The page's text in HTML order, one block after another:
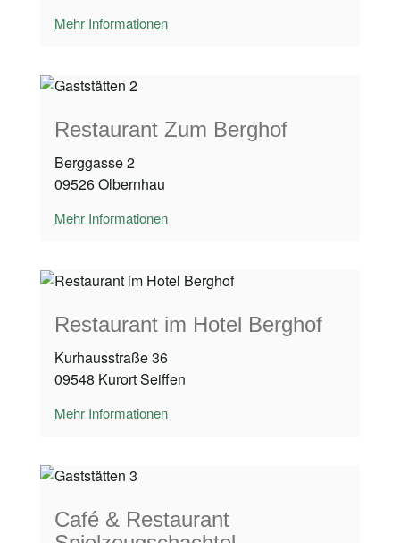
Mehr Informationen
Restaurant Zum Berghof
Berggasse 2
09526 Olbernhau
Mehr Informationen
Restaurant im Hotel Berghof
Kurhausstraße 36
09548 Kurort Seiffen
Mehr Informationen
Café & Restaurant